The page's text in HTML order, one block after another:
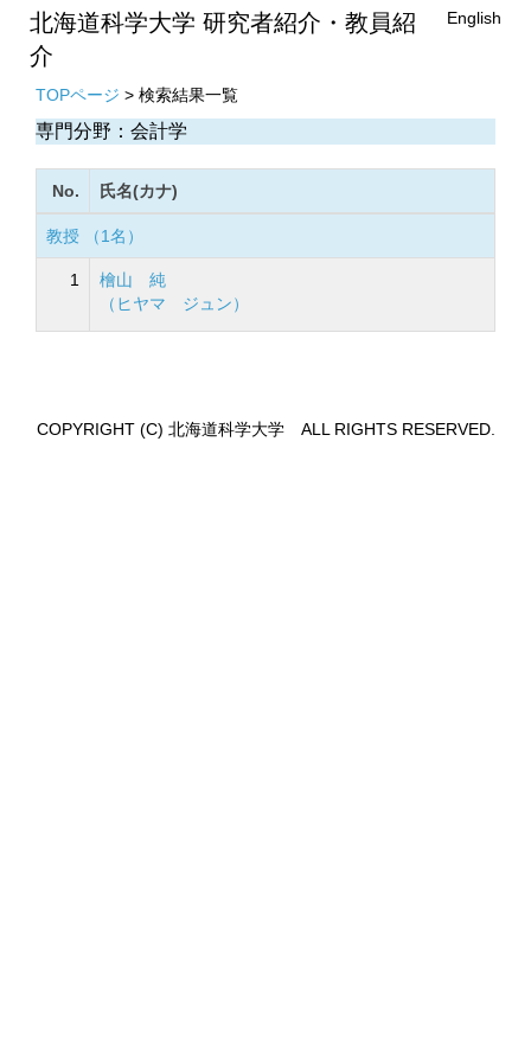
北海道科学大学 研究者紹介・教員紹
介
English
TOPページ > 検索結果一覧
専門分野：会計学
No. 氏名(カナ)
教授 （1名）
1
檜山 純
（ヒヤマ ジュン）
COPYRIGHT (C) 北海道科学大学 ALL RIGHTS RESERVED.